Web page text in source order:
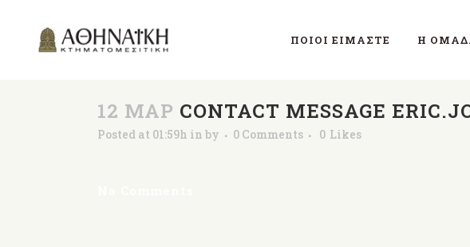
ΠΟΙΟΊ ΕΊΜΑΣΤΕ Η
12 ΜΑΡ CONTACT MESSAGE
Posted at 01:59h in by 0 Comments 0 Likes